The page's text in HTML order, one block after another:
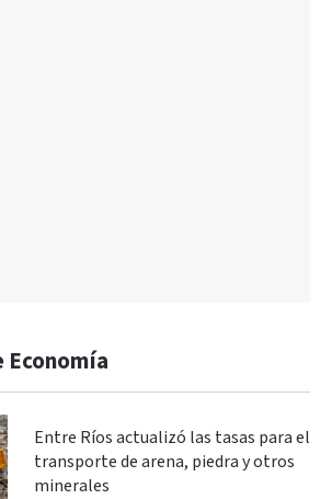
Economía
Entre Ríos actualizó las tasas para el
transporte de arena, piedra y otros
minerales